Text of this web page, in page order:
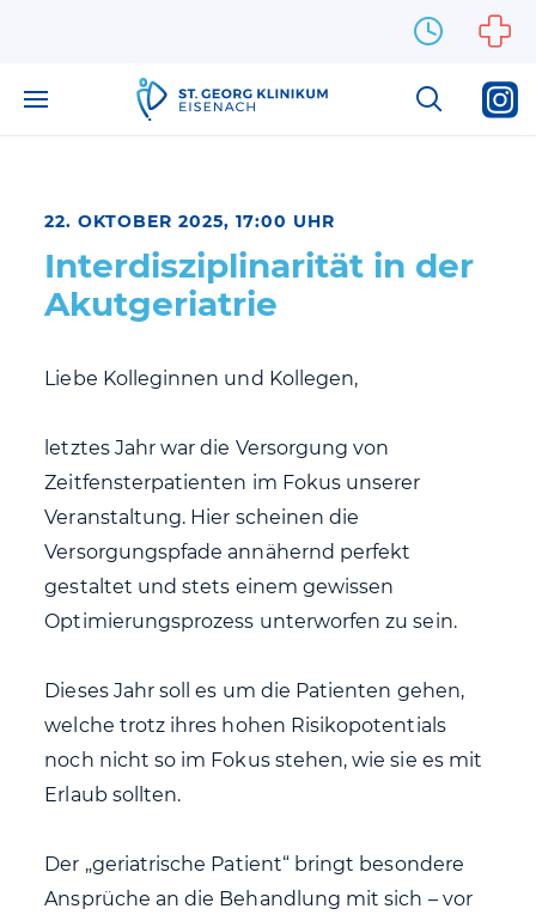
22. OKTOBER 2025, 17:00 UHR
Interdisziplinarität in der
Akutgeriatrie
Liebe Kolleginnen und Kollegen,
letztes Jahr war die Versorgung von
Zeitfensterpatienten im Fokus unserer
Veranstaltung. Hier scheinen die
Versorgungspfade annähernd perfekt
gestaltet und stets einem gewissen
Optimierungsprozess unterworfen zu sein.
Dieses Jahr soll es um die Patienten gehen,
welche trotz ihres hohen Risikopotentials
noch nicht so im Fokus stehen, wie sie es mit
Erlaub sollten.
Der „geriatrische Patient“ bringt besondere
Ansprüche an die Behandlung mit sich – vor